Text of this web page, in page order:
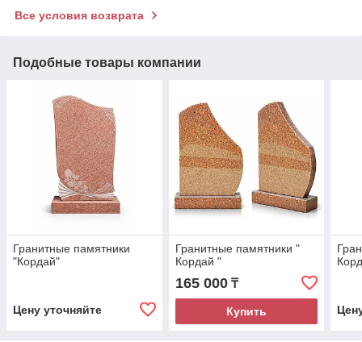
Все условия возврата
Подобные товары компании
Гранитные памятники
"Кордай"
Цену уточняйте
Гранитные памятники "
Кордай "
165 000₸
Купить